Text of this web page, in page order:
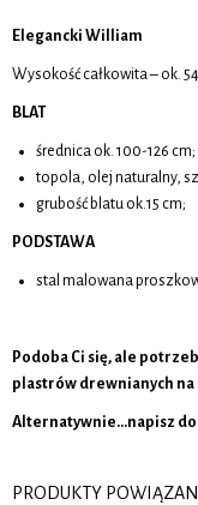
Elegancki William
Wysokość całkowita – ok.
BLAT
średnica ok. 100-126 cm;
topola, olej naturalny,
grubość blatu ok.15 cm;
PODSTAWA
stal malowana
Podoba Ci się, ale
plastrów drewnianych na
Alternatywnie…napisz do
PRODUKTY